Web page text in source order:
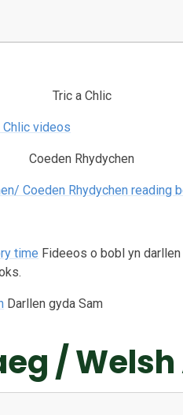
Tric a Chlic
Chlic videos
Coeden Rhydychen
Coeden Rhydychen reading
time Fideeos o bobl yn
Darllen gyda Sam
/ Welsh